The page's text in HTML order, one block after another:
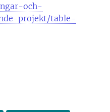
och-
projekt/table-